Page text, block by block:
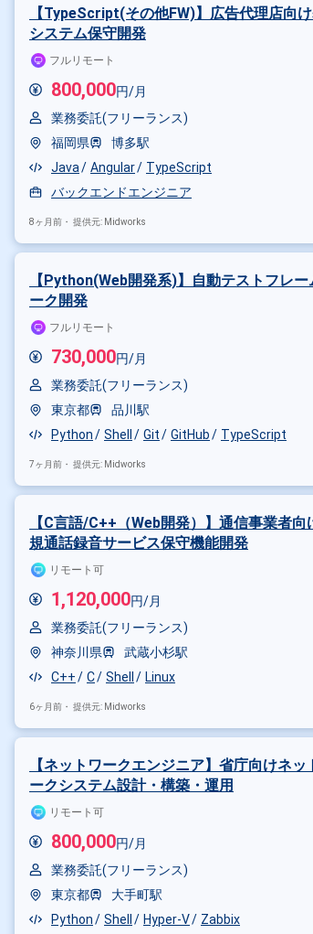
【TypeScript(その他FW)】広告代理店向
システム保守開発
フルリモート
800,000円/月
業務委託(フリーランス)
福岡県
博多駅
Java
Angular
TypeScript
バックエンドエンジニア
8ヶ月前・ 提供元: Midworks
【Python(Web開発系)】自動テストフレー
ーク開発
フルリモート
730,000円/月
業務委託(フリーランス)
東京都
品川駅
Python
Shell Git GitHub TypeScript
7ヶ月前・ 提供元: Midworks
【C言語/C++（Web開発）】通信事業者向
規通話録音サービス保守機能開発
リモート可
1,120,000円/月
業務委託(フリーランス)
神奈川県
武蔵小杉駅
C++
C Shell Linux
6ヶ月前・ 提供元: Midworks
【ネットワークエンジニア】省庁向けネッ
ークシステム設計・構築・運用
リモート可
800,000円/月
業務委託(フリーランス)
東京都
大手町駅
Python
Shell Hyper-V
Zabbix